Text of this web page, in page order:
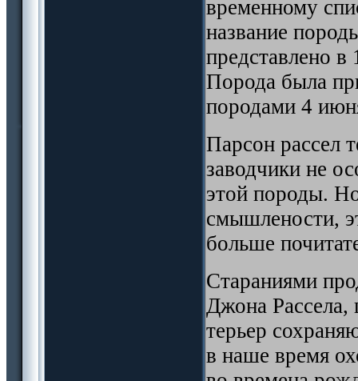
временному
название
представлено
Порода была
породами 4
Парсон рассел
заводчики не
этой породы.
смышлености,
больше
Cтараниями
Джона Рассела,
терьер
в наше время